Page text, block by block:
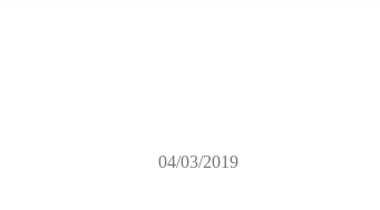
04/03/2019